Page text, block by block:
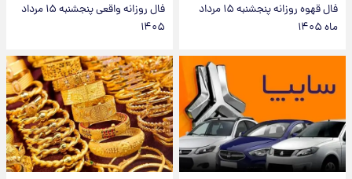
فال قهوه روزانه پنجشنبه ۱۵ مرداد
ماه ۱۴۰۵
فال روزانه واقعی پنجشنبه ۱۵ مرداد
۱۴۰۵